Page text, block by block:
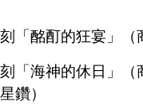
「酩酊的狂宴」（
「海神的休日」（
鑽）